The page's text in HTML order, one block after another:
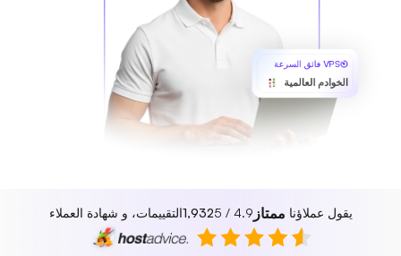
VPS فائق السرعة
الخوادم العالمية
يقول عملاؤنا ممتاز 4.9 / 5
1,932التقييمات، و شهادة العملاء